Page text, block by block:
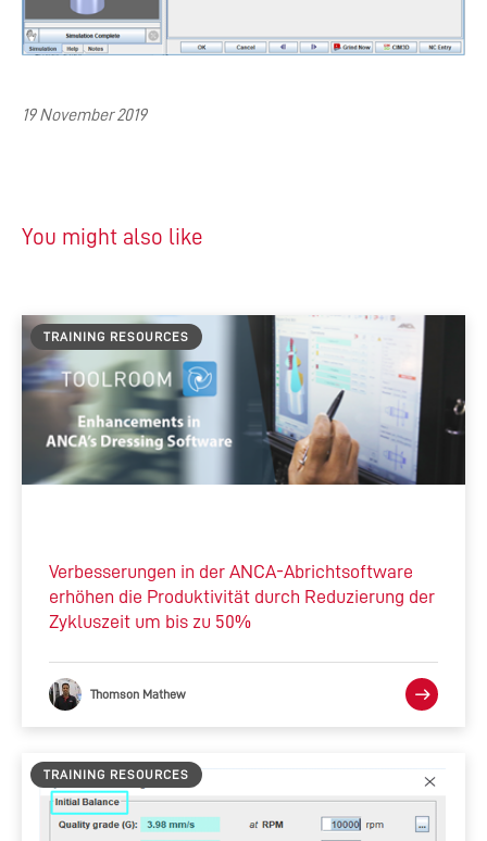
19 November 2019
You might also like
TRAINING RESOURCES
Verbesserungen in der ANCA-Abrichtsoftware
erhöhen die Produktivität durch Reduzierung der
Zykluszeit um bis zu 50%
Thomson Mathew
TRAINING RESOURCES